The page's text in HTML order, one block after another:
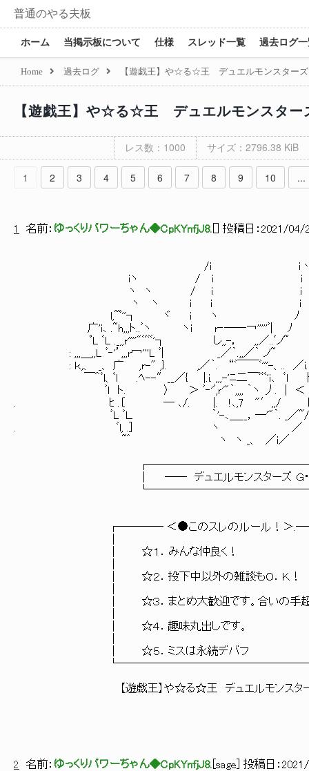
普通のやる夫板
ホーム 当掲示板について 仕様 スレッド一覧 過去ログ
Home 過去ログ 【遊戯王】や☆る☆王 デュエルモンスター
【遊戯王】や☆る☆王 デュエルモンスタ
レス数：1000 サイズ：2796.38 KiB
1 2 3 4 5 6 7 8 9 10 ...
1 名前： ゆっくりパワーちゃん◆CpKYnfjJ8. ] 投稿日： 2021/04/
/i i
iヽ / i i ヽ
ヽ ヽ / i i ヽ
ヽ ヽ i i i i
l,~ﾟ''┐ ヾ i ヽ ﾉ i
广'i､ .~h,,,ト..ﾞヽ ヽi r‐――￢'''''ﾞ| ﾉ i......
ﾟL ﾞL ._,,r''''"ﾞﾞﾞﾞ'┐ し,,-， ,,／..ﾞノ~ （
: ,,,＿,,L ﾞ‐'’,,,r冖'''L ﾞ| _／｀.,,／｀ ノ~
: ｋ,、 _、 广 ,r-" ,}. ,／｀. “ﾞ￣￣ﾞ'''-、.. ／i. （
￣＾ﾞl、ﾞl .ﾍ--″__／{ |.i. ,,,-'ﾆ二￣ﾞﾞﾞ'i､ ﾞl ﾄ､__
ﾞl ト. 〉 ＞ ﾞ‐'ﾞ,ｒ'"｀,,,, ｀ヽ 丿. │ ＜ ノ
. ﾋ .〔 ― ､/. |. !､,7 "′,,/ ﾚ＾┘ ＿
ﾞL ﾞＬ ｀'-､＿__，―'"｀. _／~/ （
. ﾞl, .］ ヽ ／
~゛ ヽ ヽ _、 ／i／
│ ―― デュエルモンスターズ Ｇ・
┌──── ＜●このスレのルール！＞
│ ☆１．みんな仲良
│ ☆２．投下中以外の雑談もＯ
│ ☆３．まとめ大歓迎です。合いの手超
│ ☆４．趣味丸出しで
│ ☆５．ミスは永続デ
【遊戯王】や☆る☆王 デュエルモンスターズ Ｇ
2 名前： ゆっくりパワーちゃん◆CpKYnfjJ8. sage ] 投稿日：